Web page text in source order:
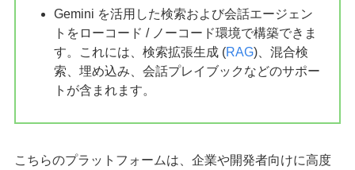
Gemini を活用した検索および会話エージェン
トをローコード / ノーコード環境で構築できま
す。これには、検索拡張生成 (RAG)、混合検
索、埋め込み、会話プレイブックなどのサポー
トが含まれます。
こちらのプラットフォームは、企業や開発者向けに高度